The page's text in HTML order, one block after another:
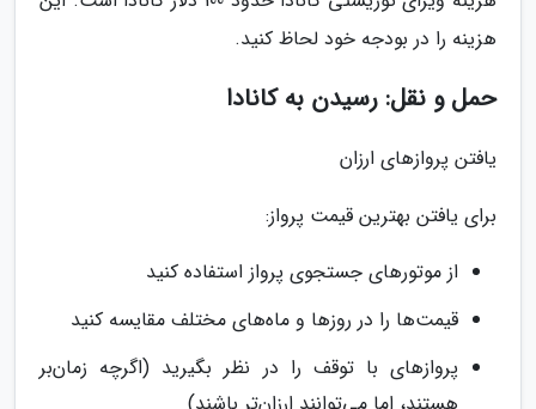
هزینه را در بودجه خود لحاظ کنید.
حمل و نقل: رسیدن به کانادا
یافتن پروازهای ارزان
برای یافتن بهترین قیمت پرواز:
از موتورهای جستجوی پرواز استفاده کنید
قیمت‌ها را در روزها و ماه‌های مختلف مقایسه کنید
پروازهای با توقف را در نظر بگیرید (اگرچه زمان‌بر